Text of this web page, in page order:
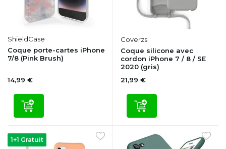
ShieldCase
Coque porte-cartes iPhone
7/8 (Pink Brush)
14,99 €
Coverzs
Coque silicone avec
cordon iPhone 7 / 8 / SE
2020 (gris)
21,99 €
1+1 Gratuit